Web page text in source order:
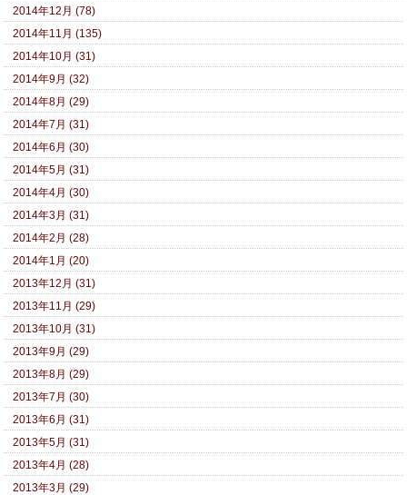
2014年12月 (78)
2014年11月 (135)
2014年10月 (31)
2014年9月 (32)
2014年8月 (29)
2014年7月 (31)
2014年6月 (30)
2014年5月 (31)
2014年4月 (30)
2014年3月 (31)
2014年2月 (28)
2014年1月 (20)
2013年12月 (31)
2013年11月 (29)
2013年10月 (31)
2013年9月 (29)
2013年8月 (29)
2013年7月 (30)
2013年6月 (31)
2013年5月 (31)
2013年4月 (28)
2013年3月 (29)